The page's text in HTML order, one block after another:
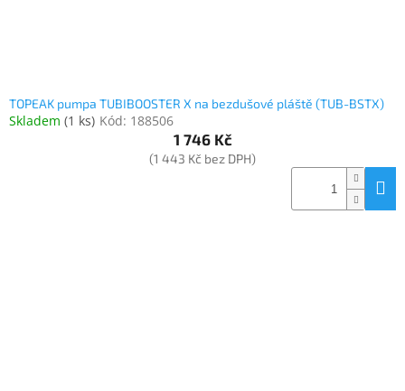
TOPEAK pumpa TUBIBOOSTER X na bezdušové pláště (TUB-BSTX)
Skladem (1 ks) Kód: 188506
1 746 Kč
(1 443 Kč bez DPH)